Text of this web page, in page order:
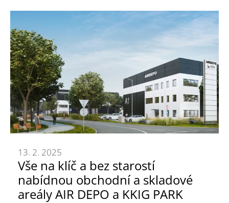
Vše na klíč a bez starostí
nabídnou obchodní a skladové
areály AIR DEPO a KKIG PARK
13. 2. 2025